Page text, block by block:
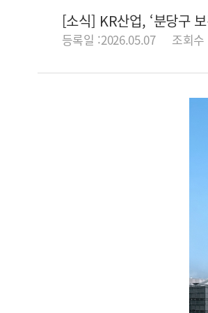
[소식] KR산업, ‘분당구
등록일 :2026.05.07 조회